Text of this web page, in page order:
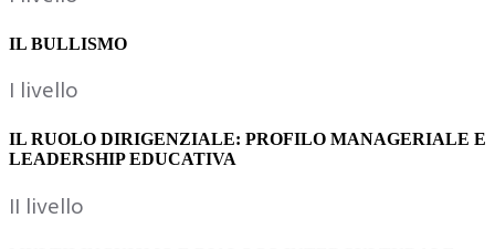
IL BULLISMO
I livello
IL RUOLO DIRIGENZIALE: PROFILO MANAGERIALE E
LEADERSHIP EDUCATIVA
II livello